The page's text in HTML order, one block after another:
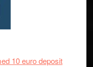
10 euro deposit